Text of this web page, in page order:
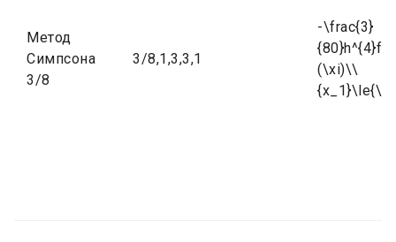
Метод
Симпсона
3/8
3/8,1,3,3,1
-\frac{3}
(\xi)\\